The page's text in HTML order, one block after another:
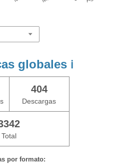
globales ℹ️
404
Descargas
Total
por formato: